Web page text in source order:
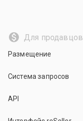
Для продавцов
Размещение
Система запросов
API